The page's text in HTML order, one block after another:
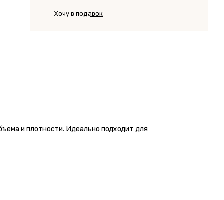
Хочу в подарок
и плотности. Идеально подходит для